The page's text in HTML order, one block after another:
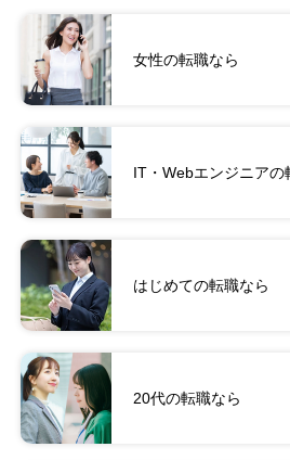
女性の転職なら
IT・Webエンジニアの
はじめての転職なら
20代の転職なら